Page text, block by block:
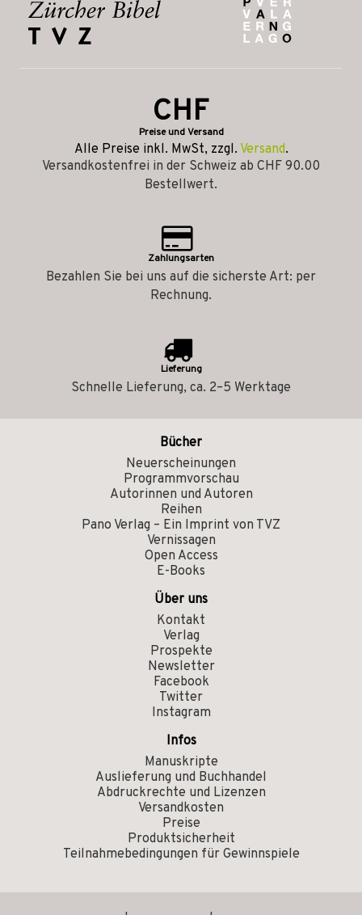
CHF
Preise und Versand
Alle Preise inkl. MwSt, zzgl. Versand.
Versandkostenfrei in der Schweiz ab CHF 90.00
Bestellwert.
Zahlungsarten
Bezahlen Sie bei uns auf die sicherste Art: per
Rechnung.
Lieferung
Schnelle Lieferung, ca. 2–5 Werktage
Bücher
Neuerscheinungen
Programmvorschau
Autorinnen und Autoren
Reihen
Pano Verlag – Ein Imprint von TVZ
Vernissagen
Open Access
E-Books
Über uns
Kontakt
Verlag
Prospekte
Newsletter
Facebook
Twitter
Instagram
Infos
Manuskripte
Auslieferung und Buchhandel
Abdruckrechte und Lizenzen
Versandkosten
Preise
Produktsicherheit
Teilnahmebedingungen für Gewinnspiele